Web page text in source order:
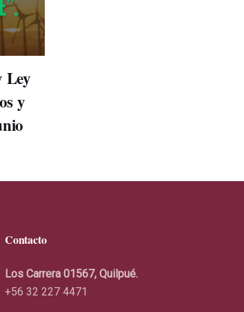
Ley
y
Contacto
Los Carrera 01567, Quilpué.
+56 32 227 4471